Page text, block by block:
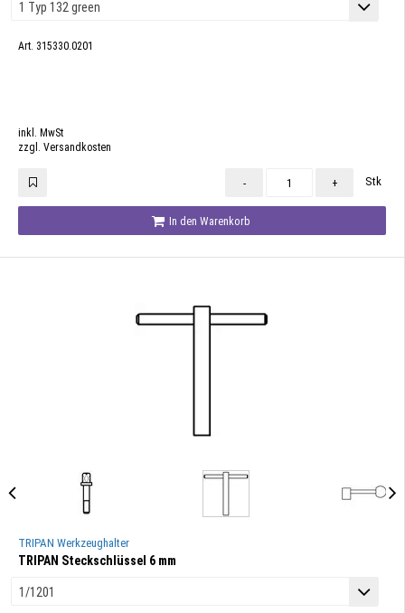
Art. 315330.0201
inkl. MwSt
zzgl. Versandkosten
- + Stk
In den Warenkorb
TRIPAN Werkzeughalter
TRIPAN Steckschlüssel 6 mm